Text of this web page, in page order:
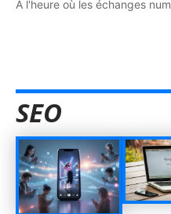
À l'heure où les échanges
SEO